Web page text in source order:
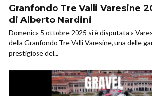
Granfondo Tre Valli Varesine
di Alberto Nardini
Domenica 5 ottobre 2025 si è disputata a
della Granfondo Tre Valli Varesine, una delle
prestigiose del...